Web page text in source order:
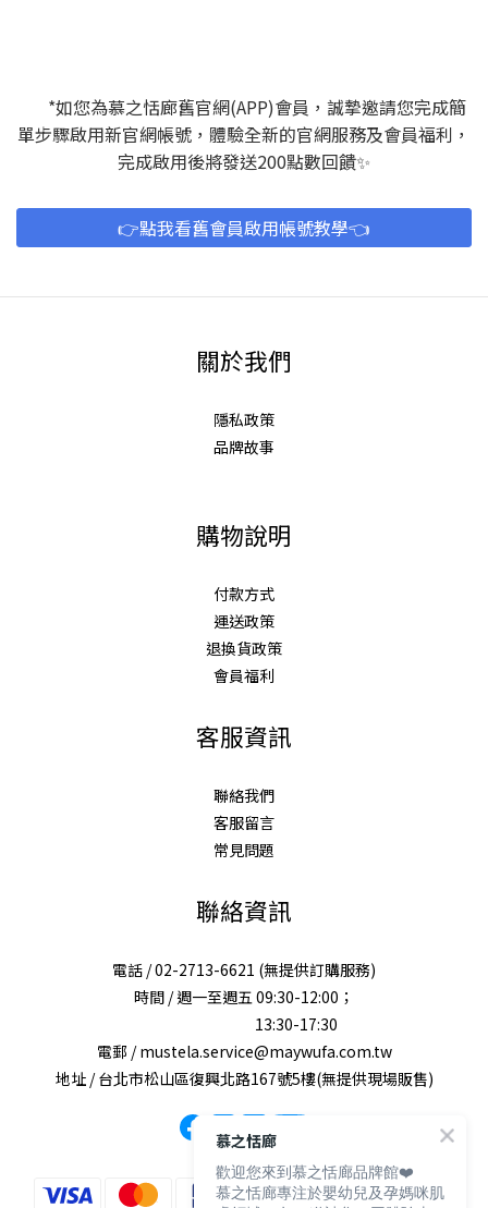
*如您為慕之恬廊舊官網(APP)會員，誠摯邀請您完成簡
單步驟啟用新官網帳號，體驗全新的官網服務及會員福利，
完成啟用後將發送200點數回饋✨
👉️點我看舊會員啟用帳號教學👈️
關於我們
隱私政策
品牌故事
購物說明
付款方式
運送政策
退換貨政策
會員福利
客服資訊
聯絡我們
客服留言
常見問題
聯絡資訊
電話 / 02-2713-6621 (無提供訂購服務)
時間 / 週一至週五 09:30-12:00；
13:30-17:30
電郵 / mustela.service@maywufa.com.tw
地址 / 台北市松山區復興北路167號5樓(無提供現場販售)
慕之恬廊
歡迎您來到慕之恬廊品牌館❤️
慕之恬廊專注於嬰幼兒及孕媽咪肌